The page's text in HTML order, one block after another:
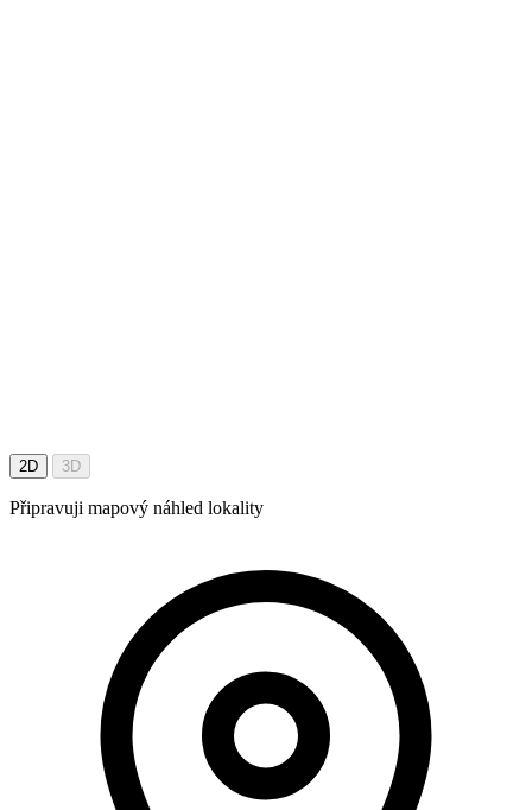
2D 3D
Připravuji mapový náhled lokality